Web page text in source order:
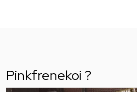
Pinkfrenekoi ?